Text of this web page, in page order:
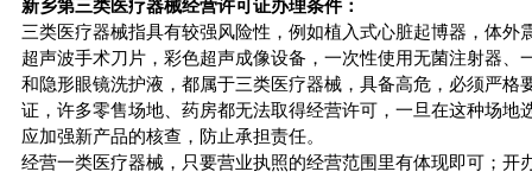
三类医疗器械指具有较强风险性，例如植入式心脏起博器，体
超声波手术刀片，彩色超声成像设备，一次性使用无菌注射器
和隐形眼镜洗护液，都属于三类医疗器械，具备高危，必须严
证，许多零售场地、药房都无法取得经营许可，一旦在这种场
应加强新产品的核查，防止承担责任。
经营一类医疗器械，只要营业执照的经营范围里有体现即可；